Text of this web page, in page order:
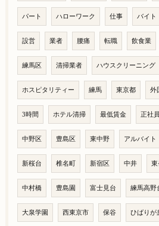
パート ハローワーク 仕事 バイト
設営 業者 腰痛 転職 飲食業
練馬区 清掃業者 ハウスクリーニング
ホスピタリティー 練馬 東京都 外
3時間 ホテル清掃 最低賃金 正社員
中野区 豊島区 東中野 アルバイト
新桜台 椎名町 新宿区 中井 東
中村橋 豊島園 富士見台 練馬高野
大泉学園 西東京市 保谷 ひばりが